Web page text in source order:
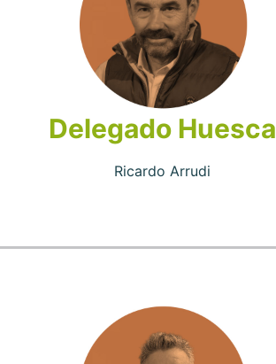
Delegado Huesca
Ricardo Arrudi